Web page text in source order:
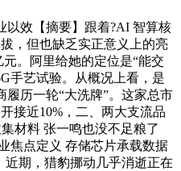
效【摘要】跟着?AI 智算核
，但也缺乏实正意义上的亮
。阿里给她的定位是“能交
手艺试验。从概况上看，是
历一轮“大洗牌”。这家总市
接近10%，二、两大支流品
材料 张一鸣也没不足粮了
焦点定义 存储芯片承载数据
近期，猎豹挪动几乎消逝正在